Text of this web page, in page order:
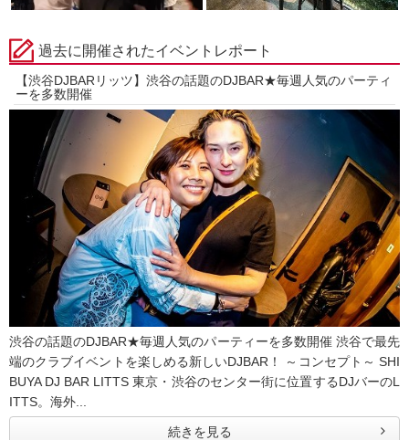
過去に開催されたイベントレポート
【渋谷DJBARリッツ】渋谷の話題のDJBAR★毎週人気のパーティ
ーを多数開催
渋谷の話題のDJBAR★毎週人気のパーティーを多数開催 渋谷で最先
端のクラブイベントを楽しめる新しいDJBAR！ ～コンセプト～ SHI
BUYA DJ BAR LITTS 東京・渋谷のセンター街に位置するDJバーのL
ITTS。海外...
続きを見る